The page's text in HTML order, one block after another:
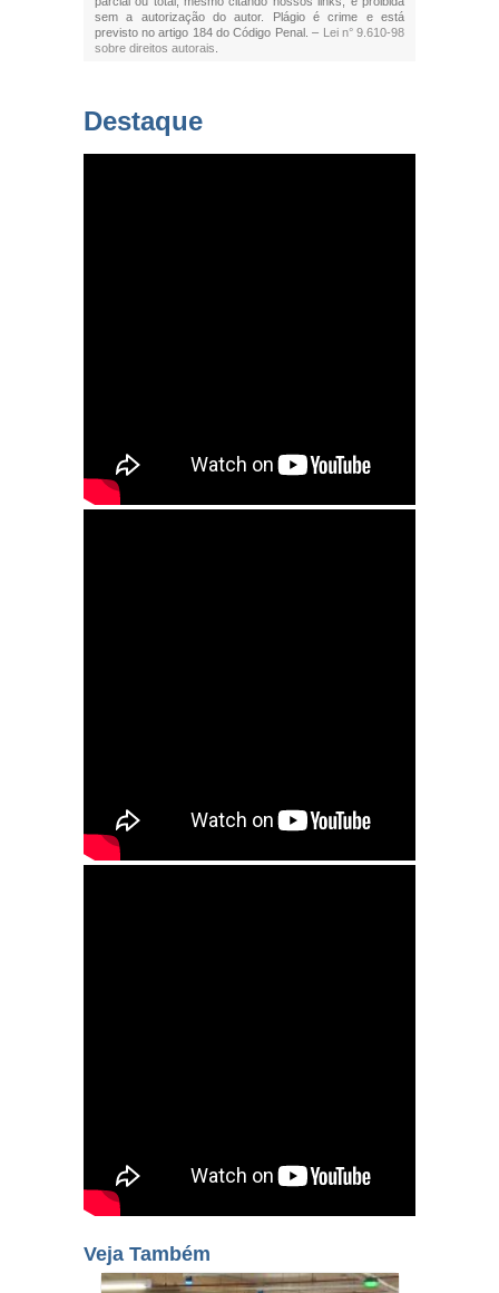
sem a autorização do autor. Plágio é crime e está
previsto no artigo 184 do Código Penal. – Lei n° 9.610-98
sobre direitos autorais
Destaque
Veja Também